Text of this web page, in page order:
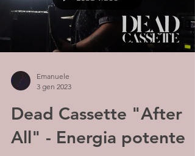
Interviste
Emanuele
3 gen 2023
Dead Cassette "After
All" - Energia potente